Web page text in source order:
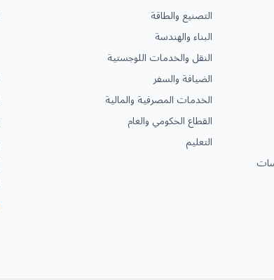
التصنيع والطاقة
البناء والهندسة
النقل والخدمات اللوجستية
الضيافة والسفر
الخدمات المصرفية والمالية
القطاع الحكومي والعام
التعليم